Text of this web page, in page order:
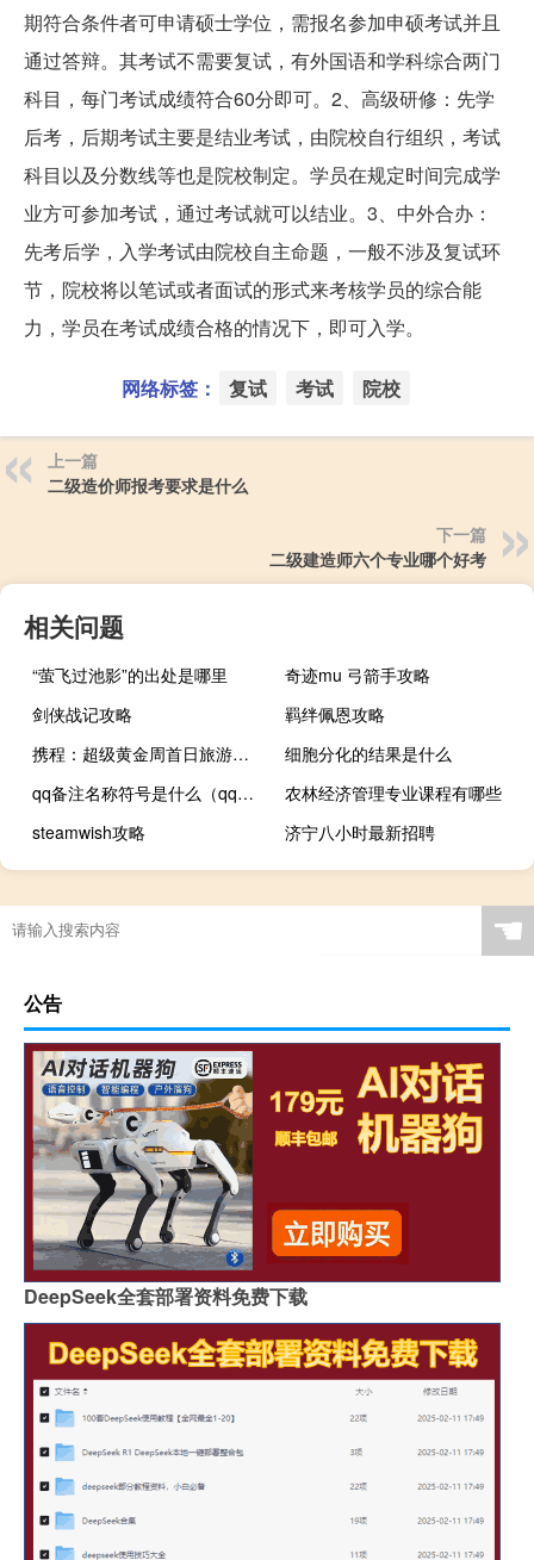
期符合条件者可申请硕士学位，需报名参加申硕考试并且
通过答辩。其考试不需要复试，有外国语和学科综合两门
科目，每门考试成绩符合60分即可。2、高级研修：先学
后考，后期考试主要是结业考试，由院校自行组织，考试
科目以及分数线等也是院校制定。学员在规定时间完成学
业方可参加考试，通过考试就可以结业。3、中外合办：
先考后学，入学考试由院校自主命题，一般不涉及复试环
节，院校将以笔试或者面试的形式来考核学员的综合能
力，学员在考试成绩合格的情况下，即可入学。
网络标签： 复试 考试 院校
上一篇
二级造价师报考要求是什么
下一篇
二级建造师六个专业哪个好考
相关问题
“萤飞过池影”的出处是哪里
奇迹mu 弓箭手攻略
剑侠战记攻略
羁绊佩恩攻略
携程：超级黄金周首日旅游订单同比大增2.8倍
细胞分化的结果是什么
qq备注名称符号是什么（qq备注名称符号）
农林经济管理专业课程有哪些
steamwish攻略
济宁八小时最新招聘
☚
公告
DeepSeek全套部署资料免费下载